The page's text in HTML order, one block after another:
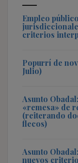
Empleo
criterios
Popurrí de
Julio)
Asunto
«remesa» de
(reiterando
flecos)
Asunto
nuevos